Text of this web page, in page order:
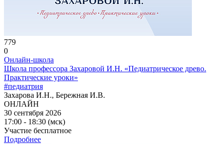
779
0
Онлайн-школа
Школа профессора Захаровой И.Н. «Педиатрическое древо.
Практические уроки»
#педиатрия
Захарова И.Н., Бережная И.В.
ОНЛАЙН
30 сентября 2026
17:00 - 18:30 (мск)
Участие бесплатное
Подробнее